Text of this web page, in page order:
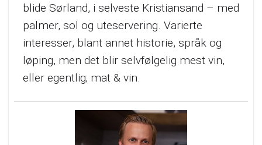
blide Sørland, i selveste Kristiansand – med
palmer, sol og uteservering. Varierte
interesser, blant annet historie, språk og
løping, men det blir selvfølgelig mest vin,
eller egentlig; mat & vin.